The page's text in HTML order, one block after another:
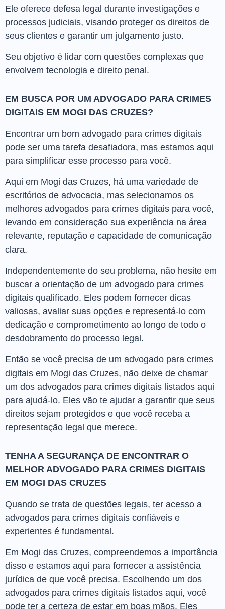
Ele oferece defesa legal durante investigações e
processos judiciais, visando proteger os direitos de
seus clientes e garantir um julgamento justo.
Seu objetivo é lidar com questões complexas que
envolvem tecnologia e direito penal.
EM BUSCA POR UM ADVOGADO PARA CRIMES
DIGITAIS EM MOGI DAS CRUZES?
Encontrar um bom advogado para crimes digitais
pode ser uma tarefa desafiadora, mas estamos aqui
para simplificar esse processo para você.
Aqui em Mogi das Cruzes, há uma variedade de
escritórios de advocacia, mas selecionamos os
melhores advogados para crimes digitais para você,
levando em consideração sua experiência na área
relevante, reputação e capacidade de comunicação
clara.
Independentemente do seu problema, não hesite em
buscar a orientação de um advogado para crimes
digitais qualificado. Eles podem fornecer dicas
valiosas, avaliar suas opções e representá-lo com
dedicação e comprometimento ao longo de todo o
desdobramento do processo legal.
Então se você precisa de um advogado para crimes
digitais em Mogi das Cruzes, não deixe de chamar
um dos advogados para crimes digitais listados aqui
para ajudá-lo. Eles vão te ajudar a garantir que seus
direitos sejam protegidos e que você receba a
representação legal que merece.
TENHA A SEGURANÇA DE ENCONTRAR O
MELHOR ADVOGADO PARA CRIMES DIGITAIS
EM MOGI DAS CRUZES
Quando se trata de questões legais, ter acesso a
advogados para crimes digitais confiáveis e
experientes é fundamental.
Em Mogi das Cruzes, compreendemos a importância
disso e estamos aqui para fornecer a assistência
jurídica de que você precisa. Escolhendo um dos
advogados para crimes digitais listados aqui, você
pode ter a certeza de estar em boas mãos. Eles